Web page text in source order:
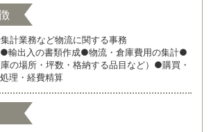
計業務など物流に関する事務
輸出入の書類作成●物流・倉庫費用の集計●
の場所・坪数・格納する品目など）●購買・
理・経費精算